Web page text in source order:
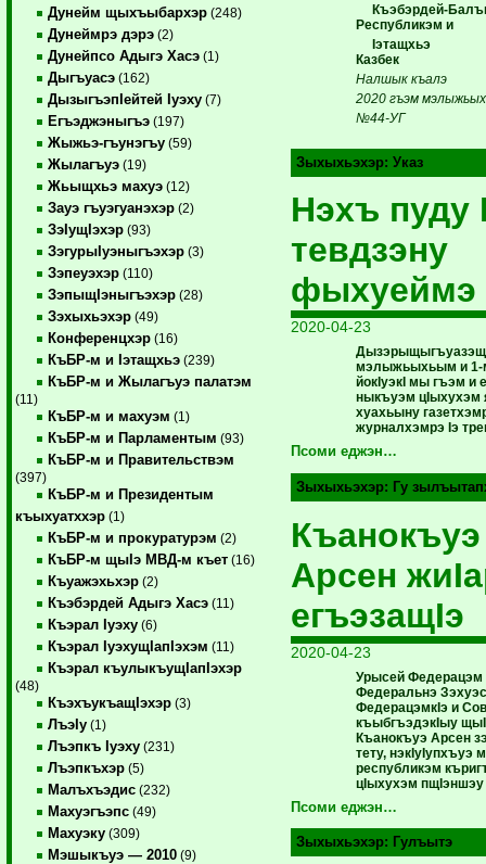
Дунейм щыхъыбархэр (248)
Дунеймрэ дэрэ (2)
Дунейпсо Адыгэ Хасэ (1)
Дыгъуасэ (162)
ДызыгъэпIейтей Iуэху (7)
Егъэджэныгъэ (197)
Жыжьэ-гъунэгъу (59)
Жылагъуэ (19)
Жьыщхьэ махуэ (12)
Зауэ гъуэгуанэхэр (2)
ЗэIущIэхэр (93)
ЗэгурыIуэныгъэхэр (3)
Зэпеуэхэр (110)
ЗэпыщIэныгъэхэр (28)
Зэхыхьэхэр (49)
Конференцхэр (16)
КъБР-м и Iэтащхьэ (239)
КъБР-м и Жылагъуэ палатэм
(11)
КъБР-м и махуэм (1)
КъБР-м и Парламентым (93)
КъБР-м и Правительствэм
(397)
КъБР-м и Президентым
къыхуатххэр (1)
КъБР-м и прокуратурэм (2)
КъБР-м щыIэ МВД-м къет (16)
Къуажэхьхэр (2)
Къэбэрдей Адыгэ Хасэ (11)
Къэрал Iуэху (6)
Къэрал IуэхущIапIэхэм (11)
Къэрал къулыкъущIапIэхэр
(48)
КъэхъукъащIэхэр (3)
ЛъэIу (1)
Лъэпкъ Iуэху (231)
Лъэпкъхэр (5)
Малъхъэдис (232)
Махуэгъэпс (49)
Махуэку (309)
Мэшыкъуэ — 2010 (9)
Къэбэрдей-
Республикэм и
Iэтащхьэ
Казбек
Налшык къалэ
2020 гъэм
№44-УГ
Зыхыхьэхэр: Указ
Нэхъ пуду
тевдзэну
фыхуеймэ
2020-04-23
мэлыжьыхьым и 1-
йокIуэкI мы гъэм и
ныкъуэм цIыхухэм
хуахьыну
журналхэмрэ Iэ
Псоми еджэн…
Зыхыхьэхэр: Гу
Къанокъуэ
Арсен
егъэзащIэ
2020-04-23
Урысей Федерацэм
Федеральнэ
ФедерацэмкIэ и
къыбгъэдэкIыу
Къанокъуэ Арсен
тету, нэкIуIупхъуэ
республикэм
цIыхухэм пщIэншэу
Псоми еджэн…
Зыхыхьэхэр: Гулъытэ